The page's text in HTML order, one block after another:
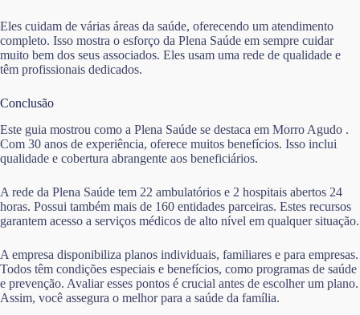
Eles cuidam de várias áreas da saúde, oferecendo um atendimento
completo. Isso mostra o esforço da Plena Saúde em sempre cuidar
muito bem dos seus associados. Eles usam uma rede de qualidade e
têm profissionais dedicados.
Conclusão
Este guia mostrou como a Plena Saúde se destaca em Morro Agudo .
Com 30 anos de experiência, oferece muitos benefícios. Isso inclui
qualidade e cobertura abrangente aos beneficiários.
A rede da Plena Saúde tem 22 ambulatórios e 2 hospitais abertos 24
horas. Possui também mais de 160 entidades parceiras. Estes recursos
garantem acesso a serviços médicos de alto nível em qualquer situação.
A empresa disponibiliza planos individuais, familiares e para empresas.
Todos têm condições especiais e benefícios, como programas de saúde
e prevenção. Avaliar esses pontos é crucial antes de escolher um plano.
Assim, você assegura o melhor para a saúde da família.